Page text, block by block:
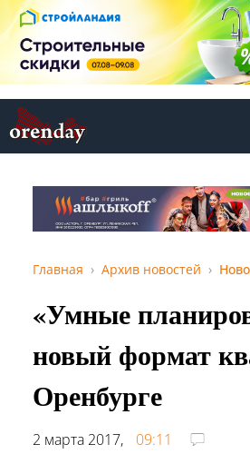
Главная Архив новостей
«Умные
новый формат
Оренбурге
2 марта 2017,
09:11